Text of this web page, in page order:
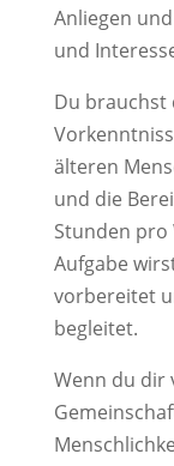
Anliegen
und
Du brauchst
älteren
und die
Stunden pro
Aufgabe
vorbereitet
begleitet.
Wenn du dir